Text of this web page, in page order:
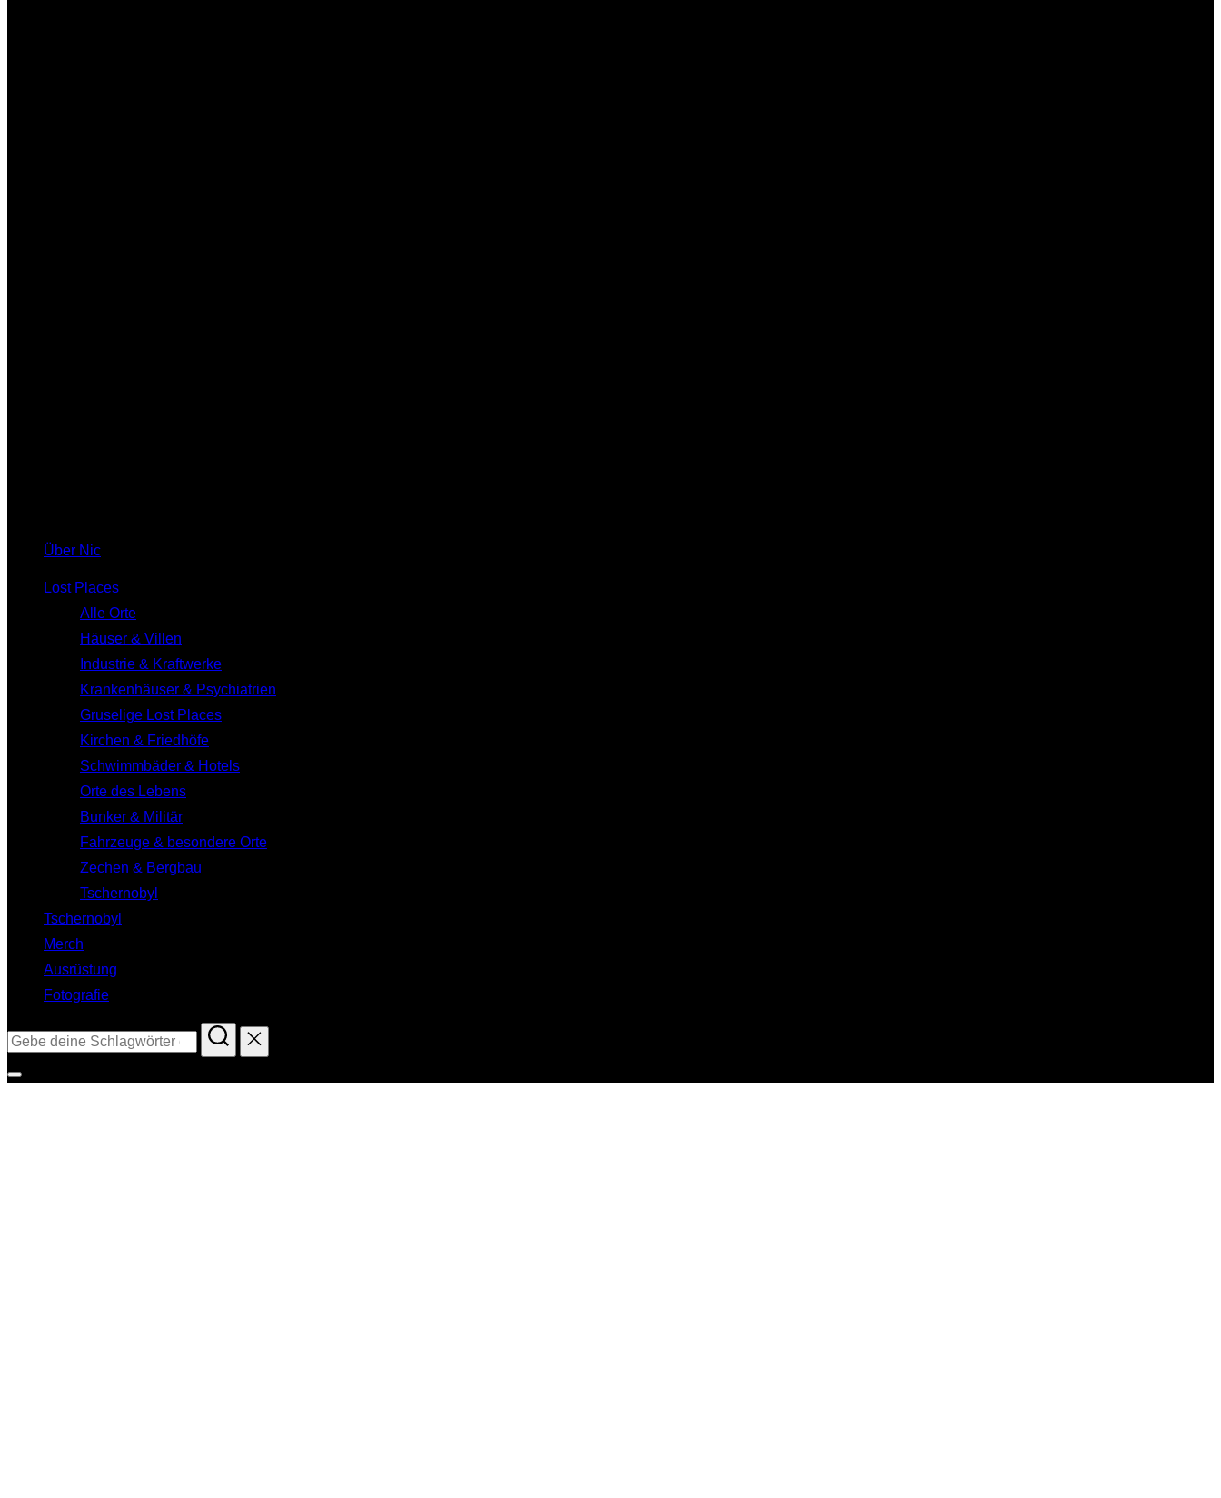
Über Nic
Lost Places
Alle Orte
Häuser & Villen
Industrie & Kraftwerke
Krankenhäuser & Psychiatrien
Gruselige Lost Places
Kirchen & Friedhöfe
Schwimmbäder & Hotels
Orte des Lebens
Bunker & Militär
Fahrzeuge & besondere Orte
Zechen & Bergbau
Tschernobyl
Tschernobyl
Merch
Ausrüstung
Fotografie
Suchen
Seitenleiste